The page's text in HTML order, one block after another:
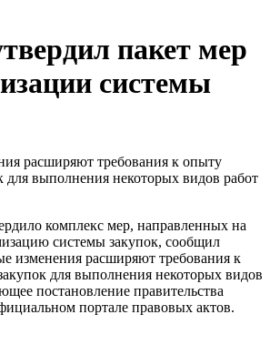
пакет мер
системы
расширяют требования к опыту
для выполнения некоторых видов работ
комплекс мер, направленных на
системы закупок, сообщил
изменения расширяют требования к
для выполнения некоторых видов
постановление правительства
портале правовых актов.